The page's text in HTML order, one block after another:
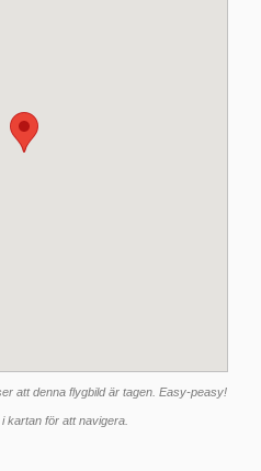
att denna flygbild är tagen. Easy-peasy!
kartan för att navigera.